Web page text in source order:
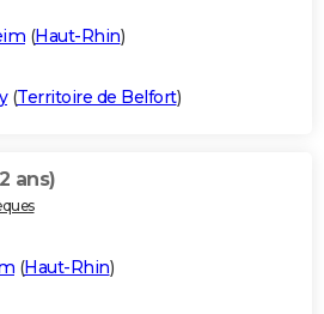
(Haut-Rhin)
(Territoire de Belfort)
ans)
(Haut-Rhin)